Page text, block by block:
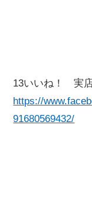
13いいね！ 実
https://
91680569432/